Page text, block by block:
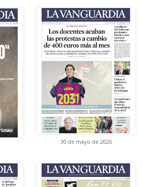
30 de mayo de 2026